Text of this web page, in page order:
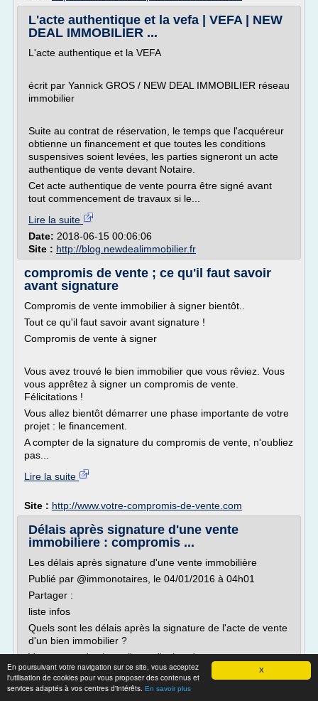
X
En poursuivant votre navigation sur ce site, vous acceptez
l'utilisation de cookies pour vous proposer des contenus et
services adaptés à vos centres d'intérêts. En savoir plus
L'acte authentique et la vefa | VEFA | NEW
DEAL IMMOBILIER ...
L'acte authentique et la VEFA
écrit par Yannick GROS / NEW DEAL IMMOBILIER réseau
immobilier
Suite au contrat de réservation, le temps que l'acquéreur
obtienne un financement et que toutes les conditions
suspensives soient levées, les parties signeront un acte
authentique de vente devant Notaire.
Cet acte authentique de vente pourra être signé avant
tout commencement de travaux si le...
Lire la suite
Date: 2018-06-15 00:06:06
Site : http://blog.newdealimmobilier.fr
compromis de vente ; ce qu'il faut savoir
avant signature
Compromis de vente immobilier à signer bientôt..
Tout ce qu'il faut savoir avant signature !
Compromis de vente à signer
Vous avez trouvé le bien immobilier que vous rêviez. Vous
vous apprêtez à signer un compromis de vente.
Félicitations !
Vous allez bientôt démarrer une phase importante de votre
projet : le financement.
A compter de la signature du compromis de vente, n'oubliez
pas...
Lire la suite
Site : http://www.votre-compromis-de-vente.com
Délais après signature d'une vente
immobiliere : compromis ...
Les délais après signature d'une vente immobilière
Publié par @immonotaires, le 04/01/2016 à 04h01
Partager :
liste infos
Quels sont les délais après la signature de l'acte de vente
d'un bien immobilier ?
Vous venez de signer l'acte d'achat de votre nouveau
logement chez votre notaire . Vous êtes maintenant
propriétaire. Félicitations !